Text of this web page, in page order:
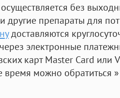
без
другие препараты для
доставляются
электронные
карт Master Card или
время можно обратиться